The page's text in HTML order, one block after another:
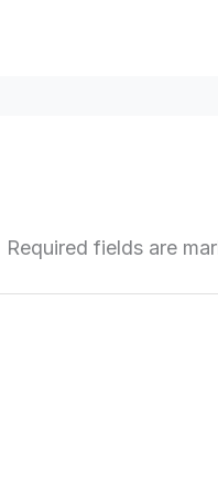
Required fields are